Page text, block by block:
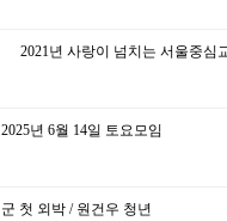
2025년 6월 14일 토요모임
군 첫 외박 / 원건우 청년